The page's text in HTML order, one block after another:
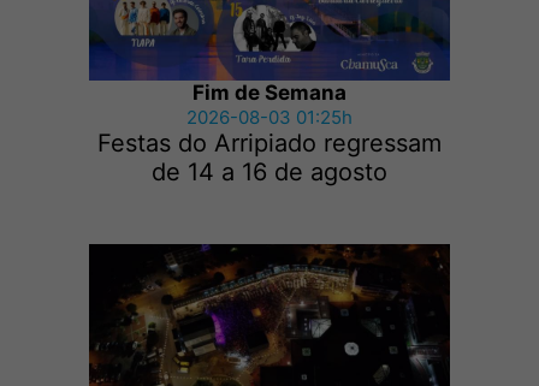
Fim de Semana
2026-08-03 01:25h
Festas do Arripiado regressam
de 14 a 16 de agosto